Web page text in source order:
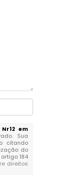
em
Sua
citando
do
184
direitos